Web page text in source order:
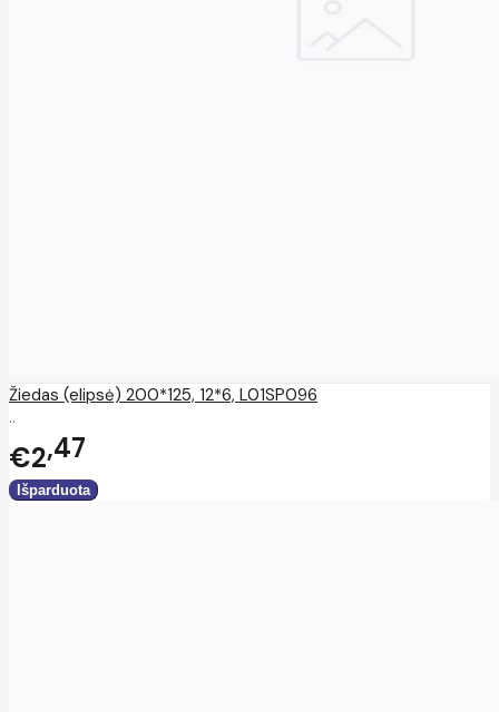
Žiedas (elipsė) 200*125, 12*6, L01SP096
..
€2 47